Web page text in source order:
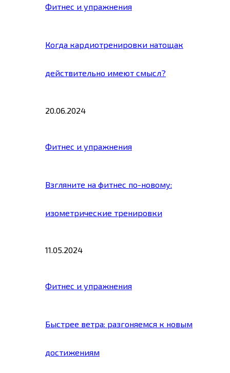
Фитнес и упражнения
Когда кардиотренировки натощак
действительно имеют смысл?
20.06.2024
Фитнес и упражнения
Взгляните на фитнес по-новому:
изометрические тренировки
11.05.2024
Фитнес и упражнения
Быстрее ветра: разгоняемся к новым
достижениям